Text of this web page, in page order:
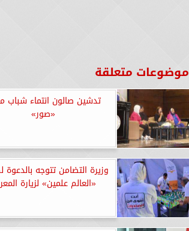
موضوعات متعلقة
تدشين صالون انتماء شباب
«صور»
وزيرة التضامن تتوجه
«العالم علمين» لزيارة